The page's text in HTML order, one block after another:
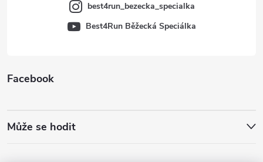
Facebook
Může se hodit
best4run_bezecka_specialka
Best4Run Běžecká Speciálka